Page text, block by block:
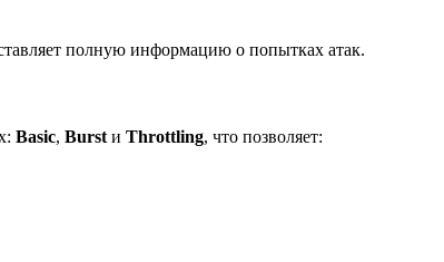
полную информацию о попытках атак.
Basic, Burstи Throttling, что позволяет: